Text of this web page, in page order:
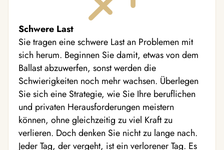
Schwere Last
Sie tragen eine schwere Last an Problemen mit
sich herum. Beginnen Sie damit, etwas von dem
Ballast abzuwerfen, sonst werden die
Schwierigkeiten noch mehr wachsen. Überlegen
Sie sich eine Strategie, wie Sie Ihre beruflichen
und privaten Herausforderungen meistern
können, ohne gleichzeitig zu viel Kraft zu
verlieren. Doch denken Sie nicht zu lange nach.
Jeder Tag, der vergeht, ist ein verlorener Tag. Es